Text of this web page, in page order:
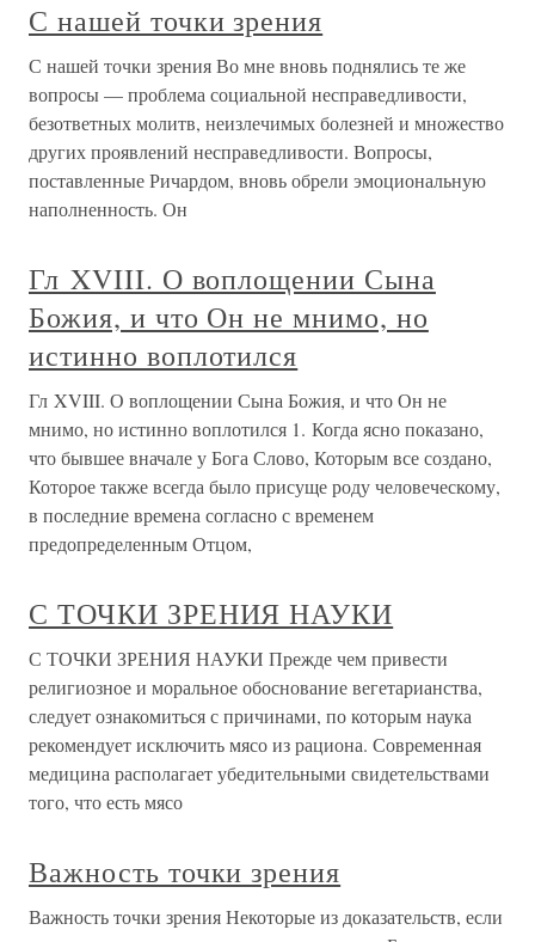
С нашей точки зрения
С нашей точки зрения Во мне вновь поднялись те же
вопросы — проблема социальной несправедливости,
безответных молитв, неизлечимых болезней и множество
других проявлений несправедливости. Вопросы,
поставленные Ричардом, вновь обрели эмоциональную
наполненность. Он
Гл XVIII. О воплощении Сына
Божия, и что Он не мнимо, но
истинно воплотился
Гл XVIII. О воплощении Сына Божия, и что Он не
мнимо, но истинно воплотился 1. Когда ясно показано,
что бывшее вначале у Бога Слово, Которым все создано,
Которое также всегда было присуще роду человеческому,
в последние времена согласно с временем
предопределенным Отцом,
С ТОЧКИ ЗРЕНИЯ НАУКИ
С ТОЧКИ ЗРЕНИЯ НАУКИ Прежде чем привести
религиозное и моральное обоснование вегетарианства,
следует ознакомиться с причинами, по которым наука
рекомендует исключить мясо из рациона. Современная
медицина располагает убедительными свидетельствами
того, что есть мясо
Важность точки зрения
Важность точки зрения Некоторые из доказательств, если